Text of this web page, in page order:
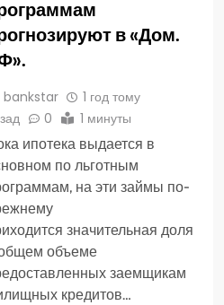
в «Дом.
bankstar
1 год тому
0 1 минуты
ипотека выдается в
по льготным
на эти займы по-
значительная доля
объеме
заемщикам
кредитов…